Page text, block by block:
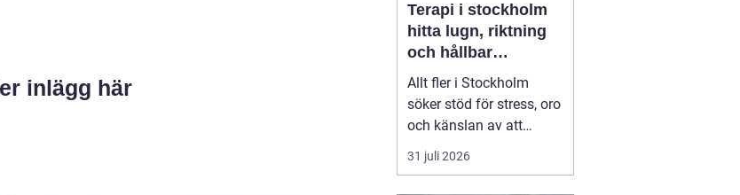
inlägg här
Terapi i stockholm
hitta lugn, riktning
och hållbar
förändring
Allt fler i Stockholm
söker stöd för stress, oro
och känslan av att
vardagen skenar. Många
har testat att vila mer,
31 juli 2026